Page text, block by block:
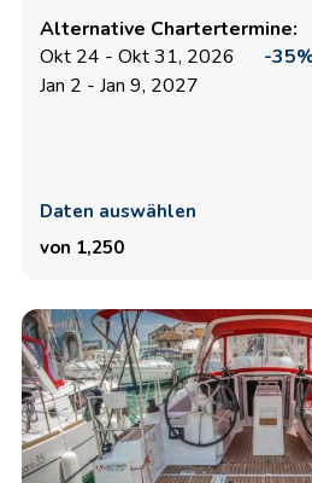
Alternative Chartertermine:
Okt 24 - Okt 31, 2026
-
Jan 2 - Jan 9, 2027
Daten auswählen
von 1,250